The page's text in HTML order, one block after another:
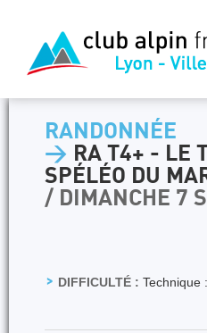
RANDONNÉE
> RA T4+ - LE
SPÉLÉO DU
/ DIMANCHE 7
DIFFICULTÉ : Technique